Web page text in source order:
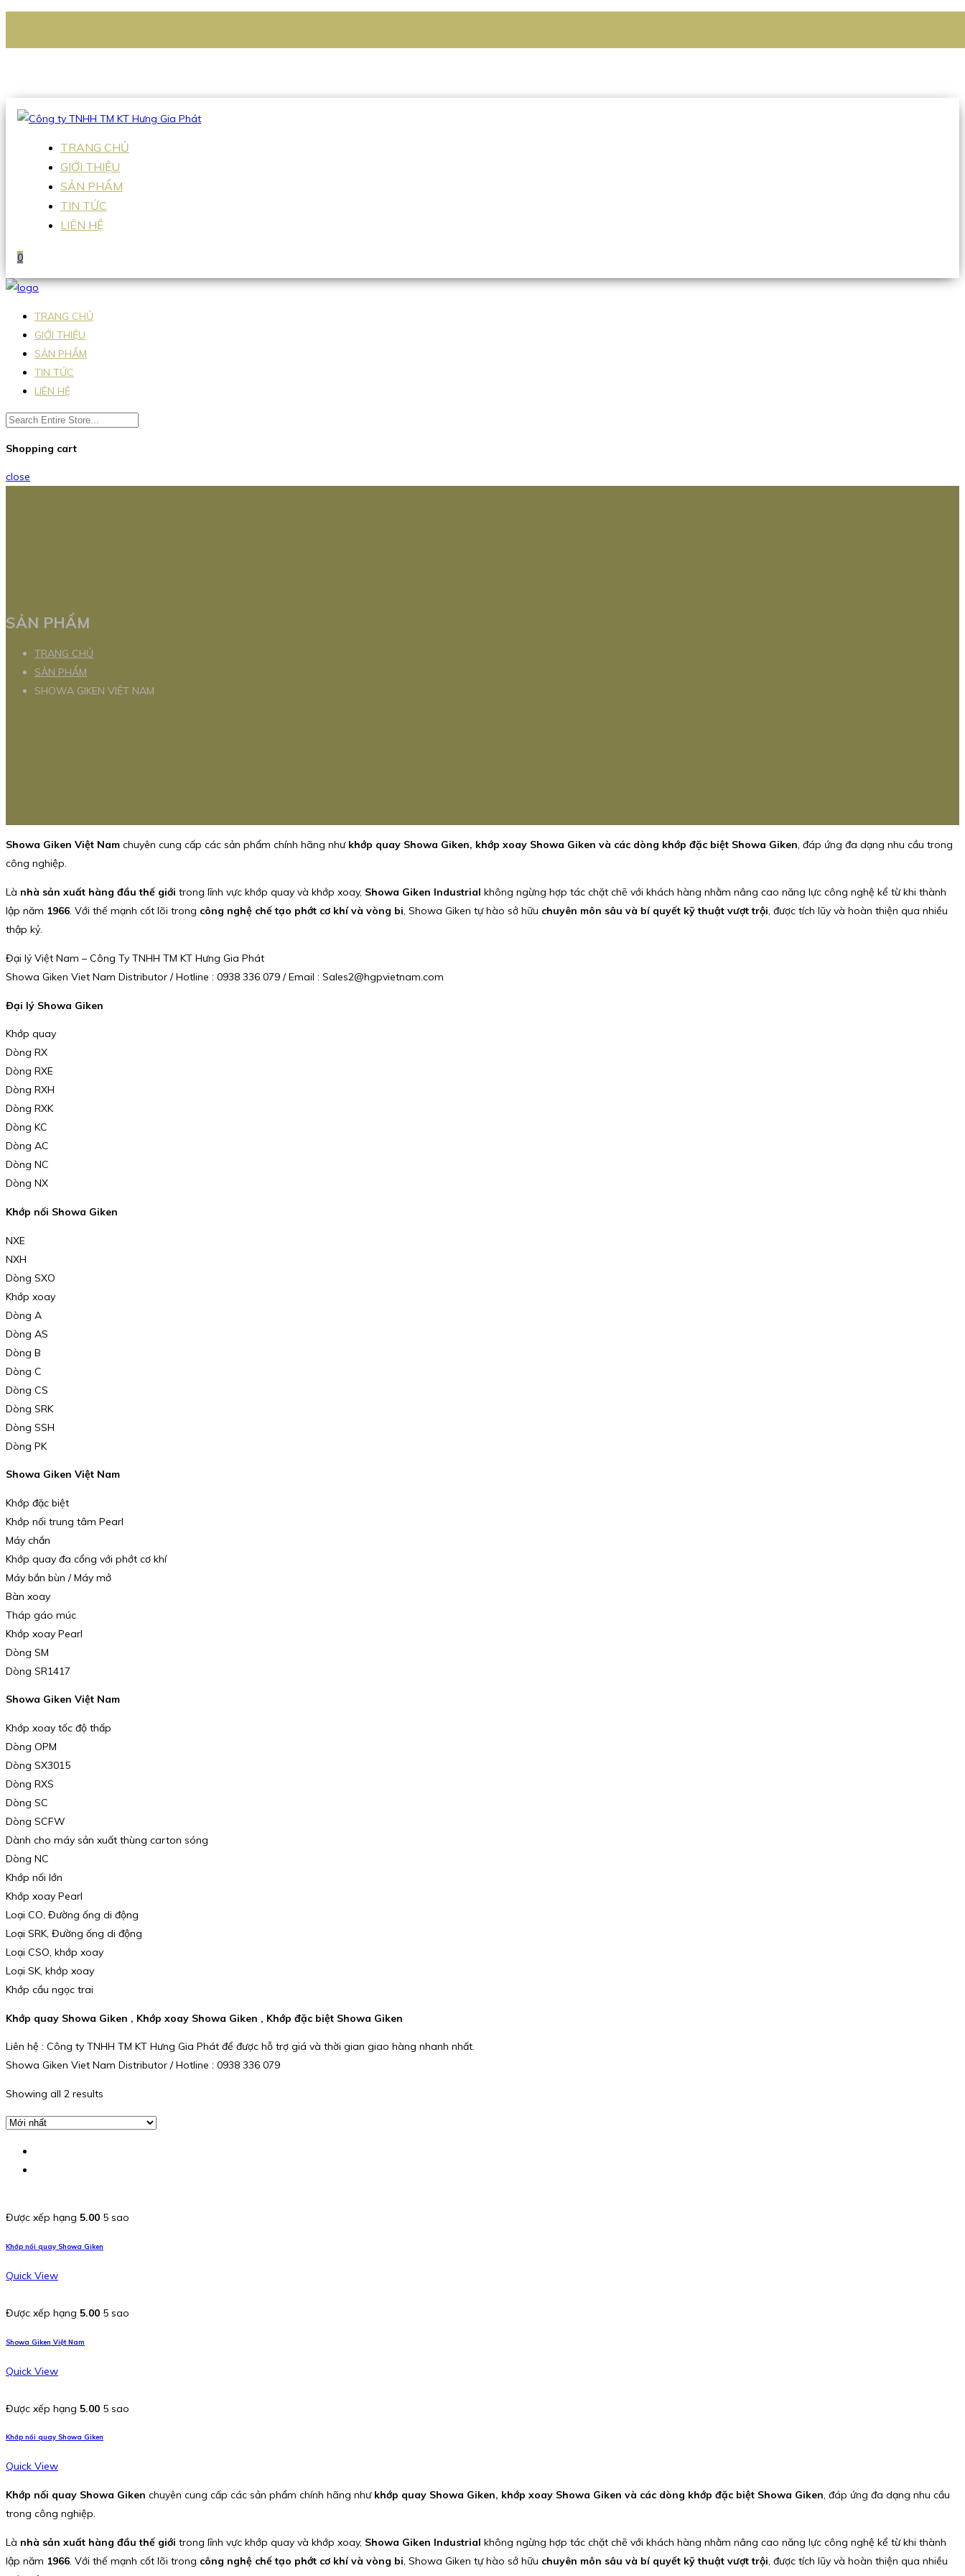
Hotline:0938 336 079
TRANG CHỦ
GIỚI THIỆU
SẢN PHẨM
TIN TỨC
LIÊN HỆ
0
TRANG CHỦ
GIỚI THIỆU
SẢN PHẨM
TIN TỨC
LIÊN HỆ
Shopping cart
close
SẢN PHẨM
TRANG CHỦ
SẢN PHẨM
SHOWA GIKEN VIỆT NAM
Showa Giken Việt Nam chuyên cung cấp các sản phẩm chính hãng như khớp quay Showa Giken, khớp xoay Showa Giken và các dòng khớp đặc biệt Showa Giken, đáp ứng đa dạng nhu cầu trong
công nghiệp.
Là nhà sản xuất hàng đầu thế giới trong lĩnh vực khớp quay và khớp xoay, Showa Giken Industrial không ngừng hợp tác chặt chẽ với khách hàng nhằm nâng cao năng lực công nghệ kể từ khi thành
lập năm 1966. Với thế mạnh cốt lõi trong công nghệ chế tạo phớt cơ khí và vòng bi, Showa Giken tự hào sở hữu chuyên môn sâu và bí quyết kỹ thuật vượt trội, được tích lũy và hoàn thiện qua nhiều
thập kỷ.
Đại lý Việt Nam – Công Ty TNHH TM KT Hưng Gia Phát
Showa Giken Viet Nam Distributor / Hotline : 0938 336 079 / Email : Sales2@hgpvietnam.com
Đại lý Showa Giken
Khớp quay
Dòng RX
Dòng RXE
Dòng RXH
Dòng RXK
Dòng KC
Dòng AC
Dòng NC
Dòng NX
Khớp nối Showa Giken
NXE
NXH
Dòng SXO
Khớp xoay
Dòng A
Dòng AS
Dòng B
Dòng C
Dòng CS
Dòng SRK
Dòng SSH
Dòng PK
Showa Giken Việt Nam
Khớp đặc biệt
Khớp nối trung tâm Pearl
Máy chắn
Khớp quay đa cổng với phớt cơ khí
Máy bắn bùn / Máy mở
Bàn xoay
Tháp gáo múc
Khớp xoay Pearl
Dòng SM
Dòng SR1417
Showa Giken Việt Nam
Khớp xoay tốc độ thấp
Dòng OPM
Dòng SX3015
Dòng RXS
Dòng SC
Dòng SCFW
Dành cho máy sản xuất thùng carton sóng
Dòng NC
Khớp nối lớn
Khớp xoay Pearl
Loại CO, Đường ống di động
Loại SRK, Đường ống di động
Loại CSO, khớp xoay
Loại SK, khớp xoay
Khớp cầu ngọc trai
Khớp quay Showa Giken , Khớp xoay Showa Giken , Khớp đặc biệt Showa Giken
Liên hệ : Công ty TNHH TM KT Hưng Gia Phát để được hỗ trợ giá và thời gian giao hàng nhanh nhất.
Showa Giken Viet Nam Distributor / Hotline : 0938 336 079
Showing all 2 results
Được xếp hạng 5.00 5 sao
Khớp nối quay Showa Giken
Quick View
Được xếp hạng 5.00 5 sao
Showa Giken Việt Nam
Quick View
Được xếp hạng 5.00 5 sao
Khớp nối quay Showa Giken
Quick View
Khớp nối quay Showa Giken chuyên cung cấp các sản phẩm chính hãng như khớp quay Showa Giken, khớp xoay Showa Giken và các dòng khớp đặc biệt Showa Giken, đáp ứng đa dạng nhu cầu
trong công nghiệp.
Là nhà sản xuất hàng đầu thế giới trong lĩnh vực khớp quay và khớp xoay, Showa Giken Industrial không ngừng hợp tác chặt chẽ với khách hàng nhằm nâng cao năng lực công nghệ kể từ khi thành
lập năm 1966. Với thế mạnh cốt lõi trong công nghệ chế tạo phớt cơ khí và vòng bi, Showa Giken tự hào sở hữu chuyên môn sâu và bí quyết kỹ thuật vượt trội, được tích lũy và hoàn thiện qua nhiều